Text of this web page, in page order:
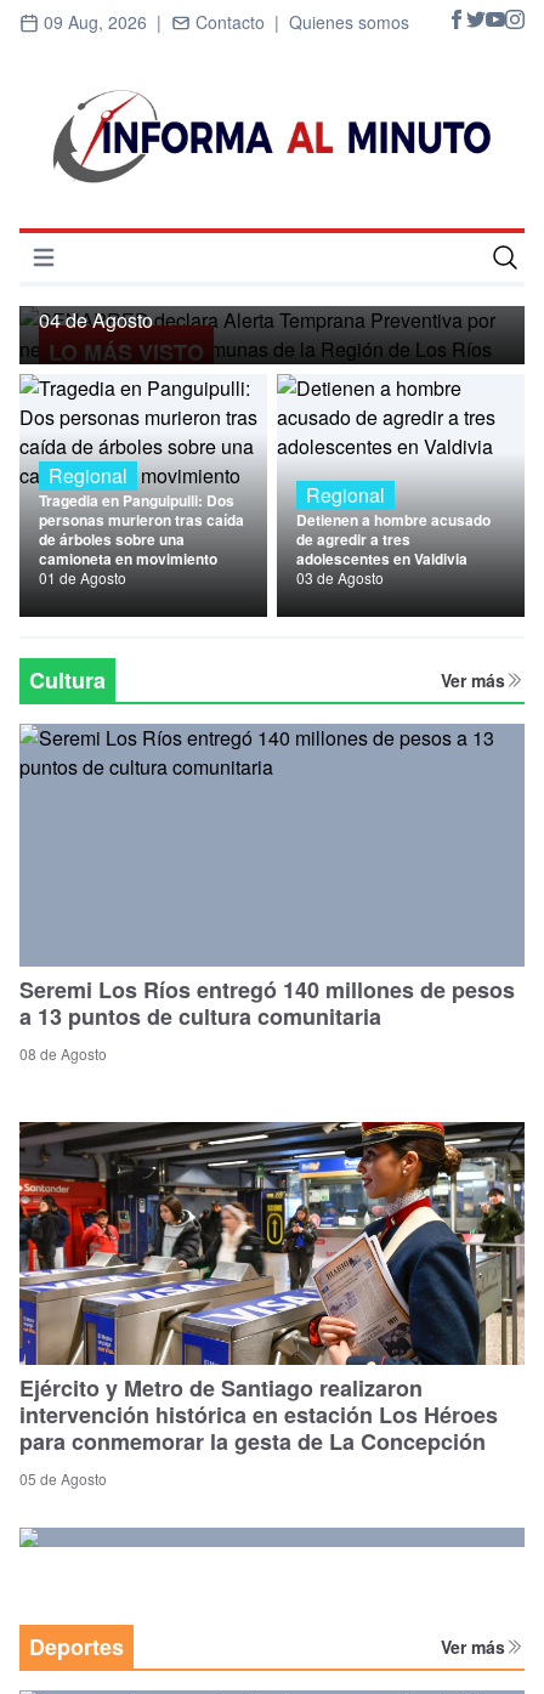
09 Aug, 2026 | Contacto | Quienes somos
Abrir menú
Inicio
Cultura
Deportes
Economía
Entrevistas
Nacional
Política
Regional
LO MÁS VISTO
Regional
SENAPRED declara Alerta Temprana
Preventiva por nevadas para ocho
04 de Agosto
Regional
Tragedia en Panguipulli: Dos
personas murieron tras caída
de árboles sobre una
camioneta en movimiento
01 de Agosto
Regional
Detienen a hombre acusado
de agredir a tres
adolescentes en Valdivia
03 de Agosto
Cultura Ver más
Seremi Los Ríos entregó 140 millones de pesos
a 13 puntos de cultura comunitaria
08 de Agosto
Ejército y Metro de Santiago realizaron
intervención histórica en estación Los Héroes
para conmemorar la gesta de La Concepción
05 de Agosto
Deportes Ver más